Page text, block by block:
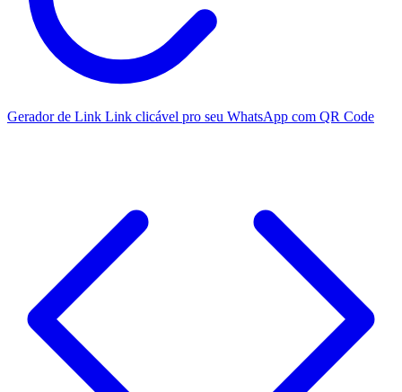
Gerador de Link Link clicável pro seu WhatsApp com QR Code